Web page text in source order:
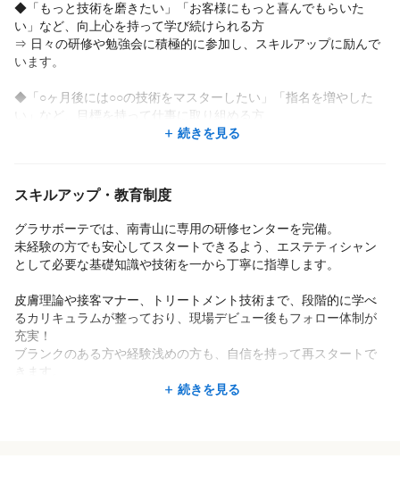
■求職者の皆さまへ
グラサボーテは、女性が長く安心して働ける環境づくりを大切に
しています。
上下関係もフラットで、店舗同士のつながりも強く、役職を超え
そして**“人に喜んでもらえる仕事”がしたい方**は、
◆「もっと技術を磨きたい」「お客様にもっと喜んでもらいた
い」など、向上心を持って学び続けられる方
⇒ 日々の研修や勉強会に積極的に参加し、スキルアップに励んで
います。
◆「○ヶ月後には○○の技術をマスターしたい」「指名を増やした
い」など、目標を持って仕事に取り組める方
⇒ 自分の成長を実感しながら働けるため、やりがいも大きいで
◆「自分がされて嬉しいことは何か」を考えながら、お客様一人
ひとりに寄り添える方
⇒ カウンセリングから施術、アフターケアまで丁寧に対応し、リ
ピートにもつながっています。
◆美容や健康に興味があり、体を動かすことが好きな方
⇒ フィットネスクラブ併設のサロンという特性を活かして、アク
ティブに働けます。
◆仲間とのチームワークを大切にできる方
⇒ スタッフ同士がフォローし合い、良い雰囲気でサロンを運営し
お客様にもスタッフにも寄り添いながら、前向きに働ける方が長
続きを見る
スキルアップ・教育制度
グラサボーテでは、南青山に専用の研修センターを完備。
未経験の方でも安心してスタートできるよう、エステティシャン
として必要な基礎知識や技術を一から丁寧に指導します。
皮膚理論や接客マナー、トリートメント技術まで、段階的に学べ
るカリキュラムが整っており、現場デビュー後もフォロー体制が
充実！
ブランクのある方や経験浅めの方も、自信を持って再スタートで
きます。
続きを見る